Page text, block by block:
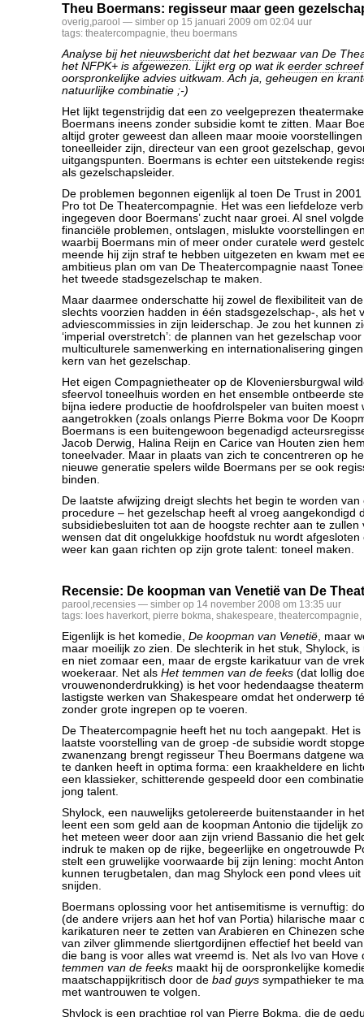
Theu Boermans: regisseur maar geen
overig,parool — simber op 15 januari 2009 om 02:04 uur
tags: theatercompagnie, theu boermans
Analyse bij het nieuwsberichtdat het bezwaar van De
het NFPK+ is afgewezen. Lijkt erg op wat ik eerder schreef
oorspronkelijke advies uitkwam. Ach ja, geheugen en
natuurlijke combinatie ;-)
Het lijkt tegenstrijdig dat een zo veelgeprezen
Boermans ineens zonder subsidie komt te zitten. Maar
altijd groter geweest dan alleen maar mooie
toneelleider zijn, directeur van een groot gezelschap,
uitgangspunten. Boermans is echter een uitstekende
als gezelschapsleider.
De problemen begonnen eigenlijk al toen De Trust in
Pro tot De Theatercompagnie. Het was een liefdeloze
ingegeven door Boermans’ zucht naar groei. Al snel
financiële problemen, ontslagen, mislukte voorstellingen
waarbij Boermans min of meer onder curatele werd
meende hij zijn straf te hebben uitgezeten en kwam met
ambitieus plan om van De Theatercompagnie naast
het tweede stadsgezelschap te maken.
Maar daarmee onderschatte hij zowel de flexibiliteit van
slechts voorzien hadden in één stadsgezelschap-, als het
adviescommissies in zijn leiderschap. Je zou het kunnen
‘imperial overstretch’: de plannen van het gezelschap
multiculturele samenwerking en internationalisering
kern van het gezelschap.
Het eigen Compagnietheater op de Kloveniersburgwal
sfeervol toneelhuis worden en het ensemble ontbeerde
bijna iedere productie de hoofdrolspeler van buiten moest
aangetrokken (zoals onlangs Pierre Bokma voor De
Boermans is een buitengewoon begenadigd
Jacob Derwig, Halina Reijn en Carice van Houten zien
toneelvader. Maar in plaats van zich te concentreren op
nieuwe generatie spelers wilde Boermans per se ook
binden.
De laatste afwijzing dreigt slechts het begin te worden van
procedure – het gezelschap heeft al vroeg aangekondigd
subsidiebesluiten tot aan de hoogste rechter aan te zullen
wensen dat dit ongelukkige hoofdstuk nu wordt afgesloten
weer kan gaan richten op zijn grote talent: toneel maken.
Recensie: De koopman van Venetië van De
parool ,recensies — simber op 14 november 2008 om 13:35 uur
tags: loes haverkort, pierre bokma, shakespeare, theatercompagnie,
Eigenlijk is het komedie, De koopman van Venetië, maar
maar moeilijk zo zien. De slechterik in het stuk, Shylock,
en niet zomaar een, maar de ergste karikatuur van de
woekeraar. Net als Het temmen van de feeks (dat lollig
vrouwenonderdrukking) is het voor hedendaagse
lastigste werken van Shakespeare omdat het onderwerp
zonder grote ingrepen op te voeren.
De Theatercompagnie heeft het nu toch aangepakt. Het
laatste voorstelling van de groep -de subsidie wordt
zwanenzang brengt regisseur Theu Boermans datgene
te danken heeft in optima forma: een kraakheldere en
een klassieker, schitterende gespeeld door een
jong talent.
Shylock, een nauwelijks getolereerde buitenstaander in
leent een som geld aan de koopman Antonio die tijdelijk
het meteen weer door aan zijn vriend Bassanio die het
indruk te maken op de rijke, begeerlijke en ongetrouwde
stelt een gruwelijke voorwaarde bij zijn lening: mocht
kunnen terugbetalen, dan mag Shylock een pond vlees
snijden.
Boermans oplossing voor het antisemitisme is vernuftig:
(de andere vrijers aan het hof van Portia) hilarische maar
karikaturen neer te zetten van Arabieren en Chinezen
van zilver glimmende sliertgordijnen effectief het beeld
die bang is voor alles wat vreemd is. Net als Ivo van
temmen van de feeks maakt hij de oorspronkelijke
maatschappijkritisch door de bad guys sympathieker te
met wantrouwen te volgen.
Shylock is een prachtige rol van Pierre Bokma, die de